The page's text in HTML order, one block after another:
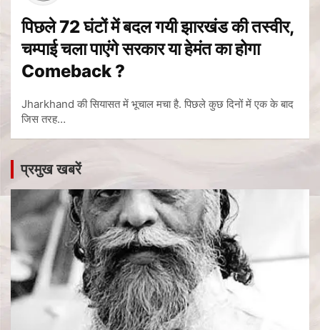
पिछले 72 घंटों में बदल गयी झारखंड की तस्वीर,
चम्पाई चला पाएंगे सरकार या हेमंत का होगा
Comeback ?
Jharkhand की सियासत में भूचाल मचा है. पिछले कुछ दिनों में एक के बाद
जिस तरह…
प्रमुख खबरें